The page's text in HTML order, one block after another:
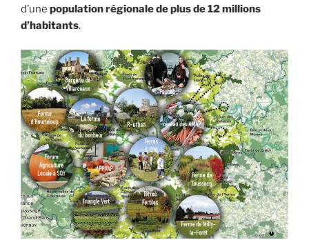
d’une population régionale de plus de 12 millions
d’habitants.